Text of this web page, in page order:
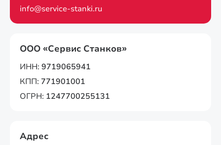
info@service-stanki.ru
ООО «Сервис Станков»
ИНН: 9719065941
КПП: 771901001
ОГРН: 1247700255131
Адрес